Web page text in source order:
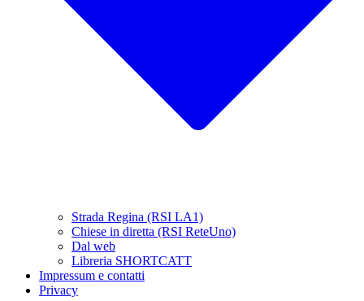
Strada Regina (RSI LA1)
Chiese in diretta (RSI ReteUno)
Dal web
Libreria SHORTCATT
Impressum e contatti
Privacy